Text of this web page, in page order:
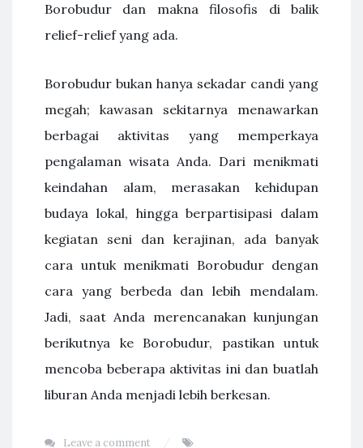
Borobudur dan makna filosofis di balik
relief-relief yang ada.
Borobudur bukan hanya sekadar candi yang
megah; kawasan sekitarnya menawarkan
berbagai aktivitas yang memperkaya
pengalaman wisata Anda. Dari menikmati
keindahan alam, merasakan kehidupan
budaya lokal, hingga berpartisipasi dalam
kegiatan seni dan kerajinan, ada banyak
cara untuk menikmati Borobudur dengan
cara yang berbeda dan lebih mendalam.
Jadi, saat Anda merencanakan kunjungan
berikutnya ke Borobudur, pastikan untuk
mencoba beberapa aktivitas ini dan buatlah
liburan Anda menjadi lebih berkesan.
Leave a comment